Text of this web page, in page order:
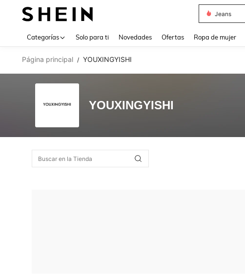
Jeans
Categorías Solo para ti Novedades Ofertas Ropa de mujer
Página principal / YOUXINGYISHI
YOUXINGYISHI